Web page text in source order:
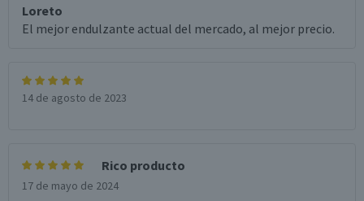
Loreto
El mejor endulzante actual del mercado, al mejor precio.
14 de agosto de 2023
Rico producto
17 de mayo de 2024